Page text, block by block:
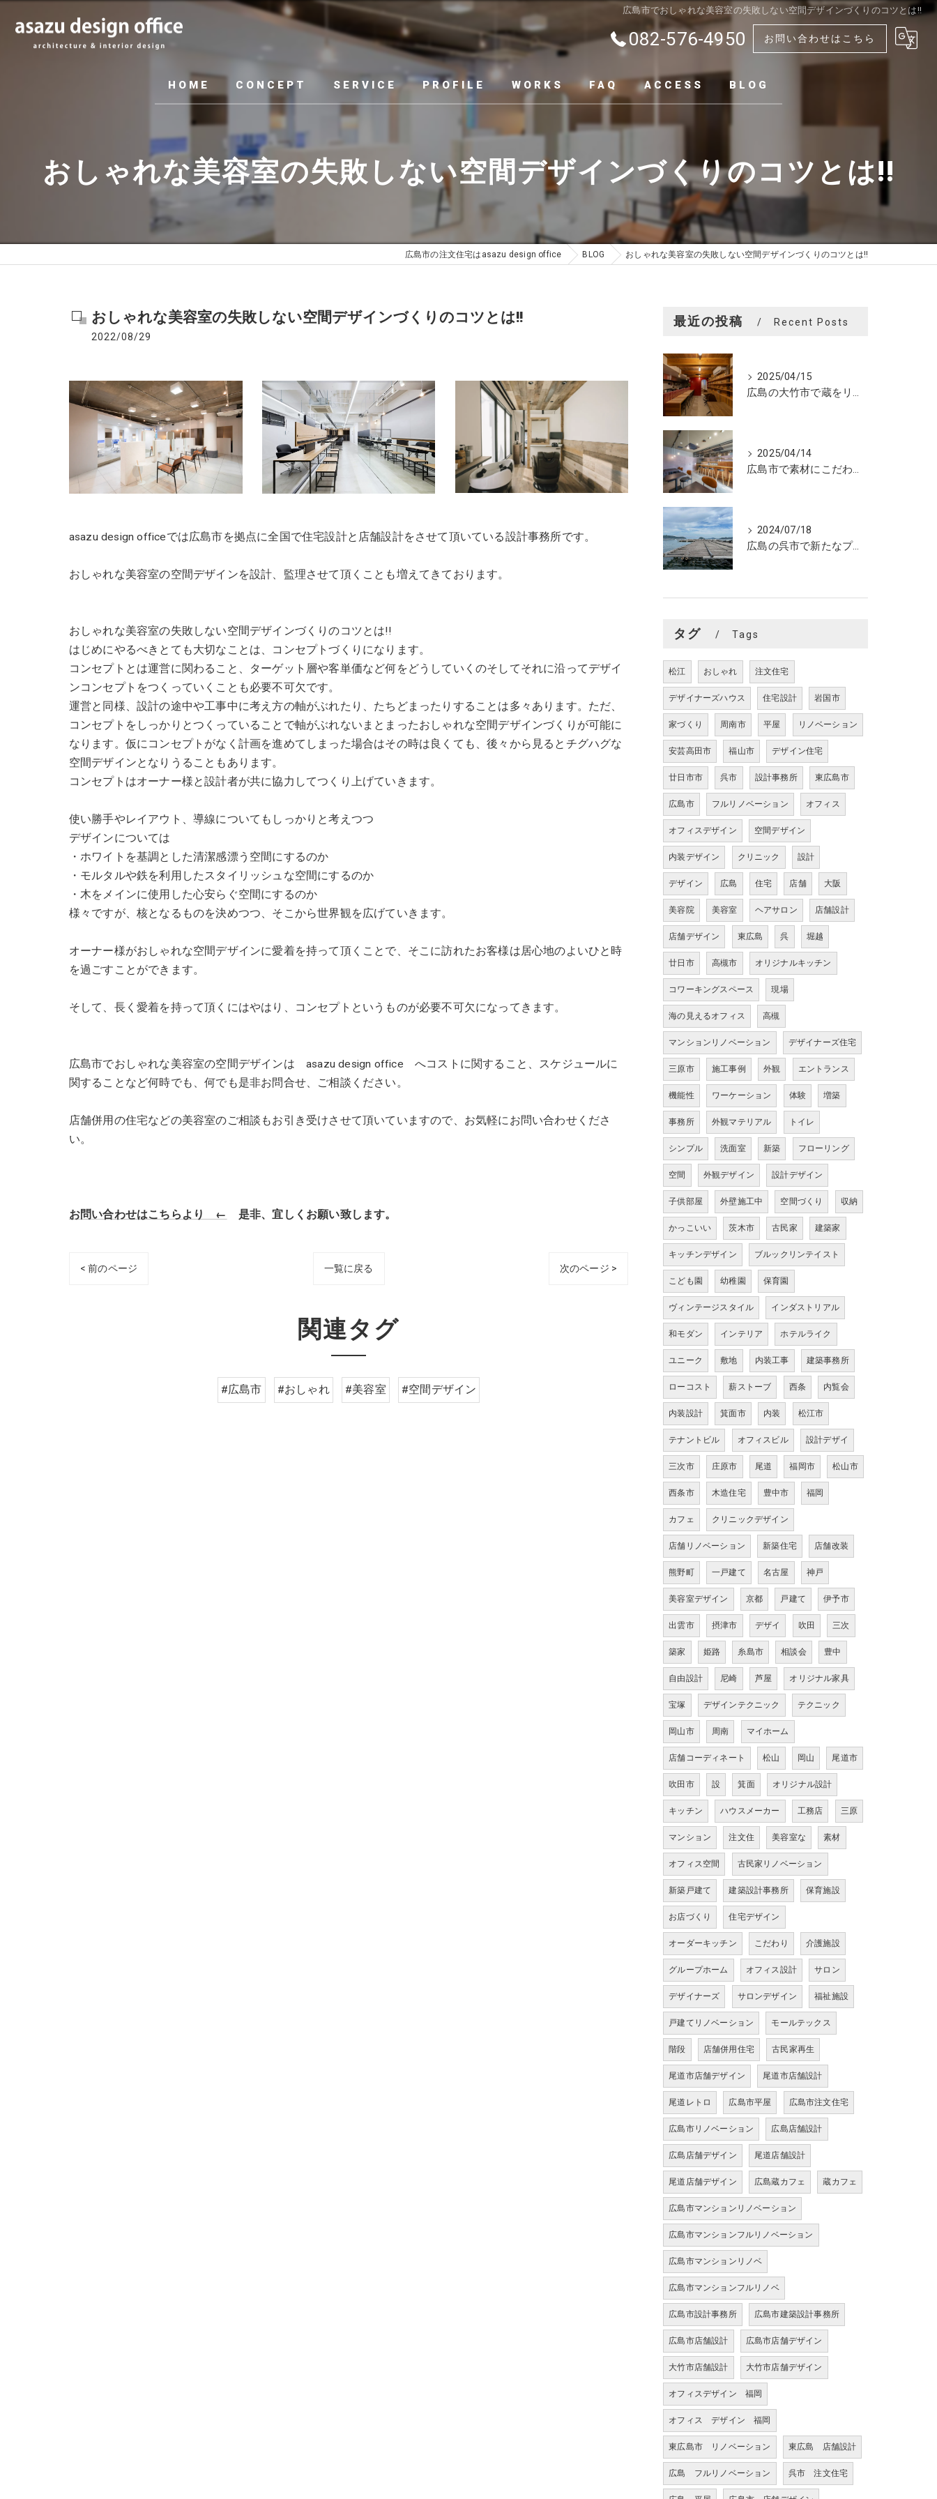
広島市でおしゃれな美容室の失敗しない空間デザインづくりのコツとは!!
082-576-4950 お問い合わせはこちら
HOME CONCEPT SERVICE PROFILE WORKS FAQ ACCESS BLOG
おしゃれな美容室の失敗しない空間デザインづくりのコツとは!!
広島市の注文住宅はasazu design office BLOG おしゃれな美容室の失敗しない空間デザインづくりのコツとは!!
おしゃれな美容室の失敗しない空間デザインづくりのコツとは!!
2022/08/29
asazu design officeでは広島市を拠点に全国で住宅設計と店舗設計をさせて頂いている設計事務所です。
おしゃれな美容室の空間デザインを設計、監理させて頂くことも増えてきております。
おしゃれな美容室の失敗しない空間デザインづくりのコツとは!!
はじめにやるべきとても大切なことは、コンセプトづくりになります。
コンセプトとは運営に関わること、ターゲット層や客単価など何をどうしていくのそしてそれに沿ってデザイ
ンコンセプトをつくっていくことも必要不可欠です。
運営と同様、設計の途中や工事中に考え方の軸がぶれたり、たちどまったりすることは多々あります。ただ、
コンセプトをしっかりとつくっていることで軸がぶれないまとまったおしゃれな空間デザインづくりが可能に
なります。仮にコンセプトがなく計画を進めてしまった場合はその時は良くても、後々から見るとチグハグな
空間デザインとなりうることもあります。
コンセプトはオーナー様と設計者が共に協力してつくり上げていきます。
使い勝手やレイアウト、導線についてもしっかりと考えつつ
デザインについては
・ホワイトを基調とした清潔感漂う空間にするのか
・モルタルや鉄を利用したスタイリッシュな空間にするのか
・木をメインに使用した心安らぐ空間にするのか
様々ですが、核となるものを決めつつ、そこから世界観を広げていきます。
オーナー様がおしゃれな空間デザインに愛着を持って頂くことで、そこに訪れたお客様は居心地のよいひと時
を過ごすことができます。
そして、長く愛着を持って頂くにはやはり、コンセプトというものが必要不可欠になってきます。
広島市でおしゃれな美容室の空間デザインは asazu design office へコストに関すること、スケジュールに
関することなど何時でも、何でも是非お問合せ、ご相談ください。
店舗併用の住宅などの美容室のご相談もお引き受けさせて頂いていますので、お気軽にお問い合わせくださ
い。
お問い合わせはこちらより ← 是非、宜しくお願い致します。
< 前のページ 一覧に戻る 次のページ >
関連タグ
#広島市 #おしゃれ #美容室 #空間デザイン
最近の投稿 Recent Posts
2025/04/15
広島の大竹市で蔵をリノベーションしたカフェの設計。店舗設計、店舗デザインはasazu design office
2025/04/14
広島市で素材にこだわった魅力的なおにぎり屋さんの設計。店舗設計、店舗デザインはasazu design office
2024/07/18
広島の呉市で新たなプロジェクトの現調
タグ Tags
松江 おしゃれ 注文住宅
デザイナーズハウス 住宅設計 岩国市
家づくり 周南市 平屋 リノベーション
安芸高田市 福山市 デザイン住宅
廿日市市 呉市 設計事務所 東広島市
広島市 フルリノベーション オフィス
オフィスデザイン 空間デザイン
内装デザイン クリニック 設計
デザイン 広島 住宅 店舗 大阪
美容院 美容室 ヘアサロン 店舗設計
店舗デザイン 東広島 呉 堀越
廿日市 高槻市 オリジナルキッチン
コワーキングスペース 現場
海の見えるオフィス 高槻
マンションリノベーション デザイナーズ住宅
三原市 施工事例 外観 エントランス
機能性 ワーケーション 体験 増築
事務所 外観マテリアル トイレ
シンプル 洗面室 新築 フローリング
空間 外観デザイン 設計デザイン
子供部屋 外壁施工中 空間づくり 収納
かっこいい 茨木市 古民家 建築家
キッチンデザイン ブルックリンテイスト
こども園 幼稚園 保育園
ヴィンテージスタイル インダストリアル
和モダン インテリア ホテルライク
ユニーク 敷地 内装工事 建築事務所
ローコスト 薪ストーブ 西条 内覧会
内装設計 箕面市 内装 松江市
テナントビル オフィスビル 設計デザイ
三次市 庄原市 尾道 福岡市 松山市
西条市 木造住宅 豊中市 福岡
カフェ クリニックデザイン
店舗リノベーション 新築住宅 店舗改装
熊野町 一戸建て 名古屋 神戸
美容室デザイン 京都 戸建て 伊予市
出雲市 摂津市 デザイ 吹田 三次
築家 姫路 糸島市 相談会 豊中
自由設計 尼崎 芦屋 オリジナル家具
宝塚 デザインテクニック テクニック
岡山市 周南 マイホーム
店舗コーディネート 松山 岡山 尾道市
吹田市 設 箕面 オリジナル設計
キッチン ハウスメーカー 工務店 三原
マンション 注文住 美容室な 素材
オフィス空間 古民家リノベーション
新築戸建て 建築設計事務所 保育施設
お店づくり 住宅デザイン
オーダーキッチン こだわり 介護施設
グループホーム オフィス設計 サロン
デザイナーズ サロンデザイン 福祉施設
戸建てリノベーション モールテックス
階段 店舗併用住宅 古民家再生
尾道市店舗デザイン 尾道市店舗設計
尾道レトロ 広島市平屋 広島市注文住宅
広島市リノベーション 広島店舗設計
広島店舗デザイン 尾道店舗設計
尾道店舗デザイン 広島蔵カフェ 蔵カフェ
広島市マンションリノベーション
広島市マンションフルリノベーション
広島市マンションリノベ
広島市マンションフルリノベ
広島市設計事務所 広島市建築設計事務所
広島市店舗設計 広島市店舗デザイン
大竹市店舗設計 大竹市店舗デザイン
オフィスデザイン 福岡
オフィス デザイン 福岡
東広島市 リノベーション 東広島 店舗設計
広島 フルリノベーション 呉市 注文住宅